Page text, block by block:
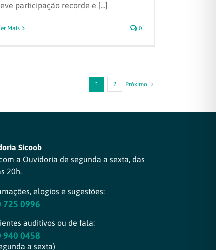
participação recorde e [...]
Mais 0
1 2 Próximo
Sicoob
a Ouvidoria de segunda a sexta, das
20h.
elogios e sugestões:
725 0996
auditivos ou de fala:
940 0458
a sexta)